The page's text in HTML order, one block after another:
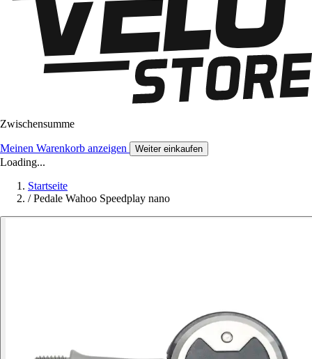
Zwischensumme
Meinen Warenkorb anzeigen Weiter einkaufen
Loading...
Startseite
/ Pedale Wahoo Speedplay nano